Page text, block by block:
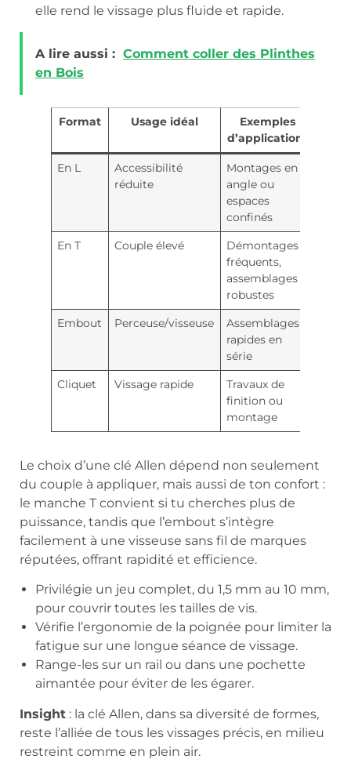
elle rend le vissage plus fluide et rapide.
A lire aussi : Comment coller des Plinthes
en Bois
Format Usage idéal
Exemples
d’applications
En L
Accessibilité
réduite
Montages en
angle ou
espaces
confinés
En T
Couple élevé
Démontages
fréquents,
assemblages
robustes
Embout
Perceuse/visseuse
Assemblages
rapides en
série
Cliquet
Vissage rapide
Travaux de
finition ou
montage
Le choix d’une clé Allen dépend non seulement
du couple à appliquer, mais aussi de ton confort :
le manche T convient si tu cherches plus de
puissance, tandis que l’embout s’intègre
facilement à une visseuse sans fil de marques
réputées, offrant rapidité et efficience.
Privilégie un jeu complet, du 1,5 mm au 10 mm,
pour couvrir toutes les tailles de vis.
Vérifie l’ergonomie de la poignée pour limiter la
fatigue sur une longue séance de vissage.
Range-les sur un rail ou dans une pochette
aimantée pour éviter de les égarer.
Insight : la clé Allen, dans sa diversité de formes,
reste l’alliée de tous les vissages précis, en milieu
restreint comme en plein air.